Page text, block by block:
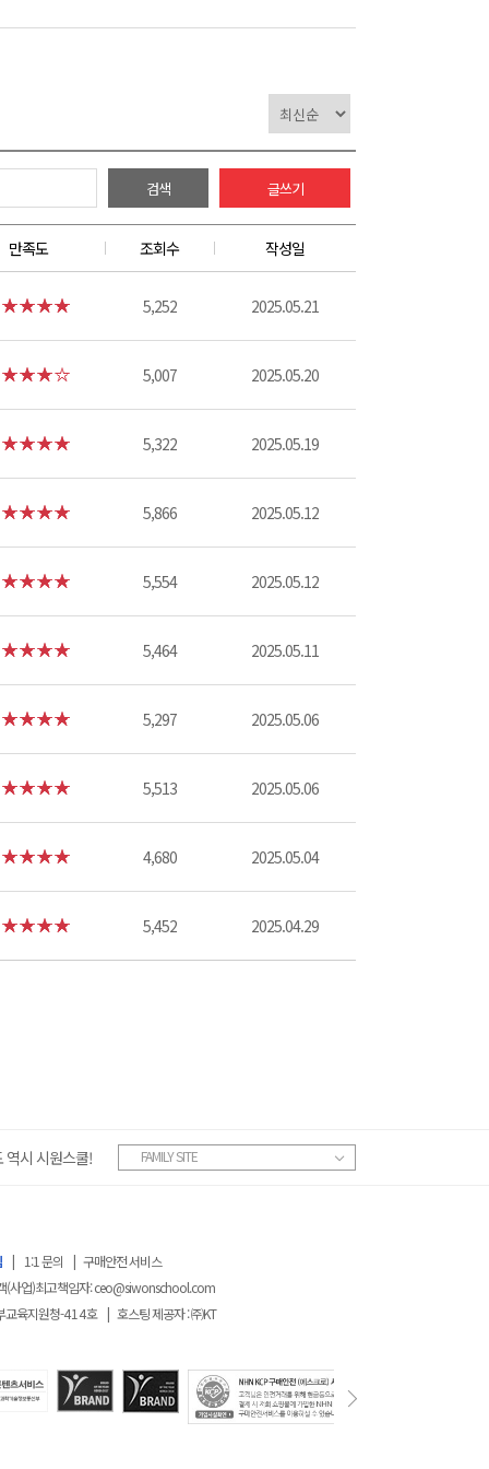
검색 글쓰기
만족도 조회수 작성일
5,252 2025.05.21
5,007 2025.05.20
5,322 2025.05.19
5,866 2025.05.12
5,554 2025.05.12
5,464 2025.05.11
5,297 2025.05.06
5,513 2025.05.06
4,680 2025.05.04
5,452 2025.04.29
역시 시원스쿨! FAMILY SITE
| 1:1 문의 | 구매안전 서비스
(사업)최고책임자:ceo@siwonschool.com
교육지원청-414호 | 호스팅 제공자 : ㈜KT